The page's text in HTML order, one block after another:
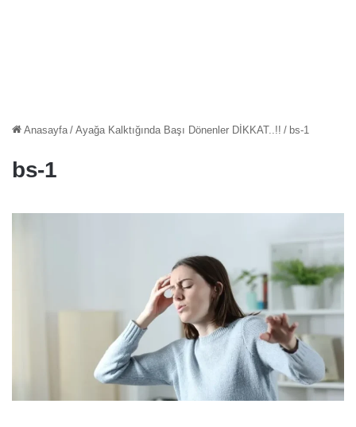
Anasayfa / Ayağa Kalktığında Başı Dönenler DİKKAT..!! / bs-1
bs-1